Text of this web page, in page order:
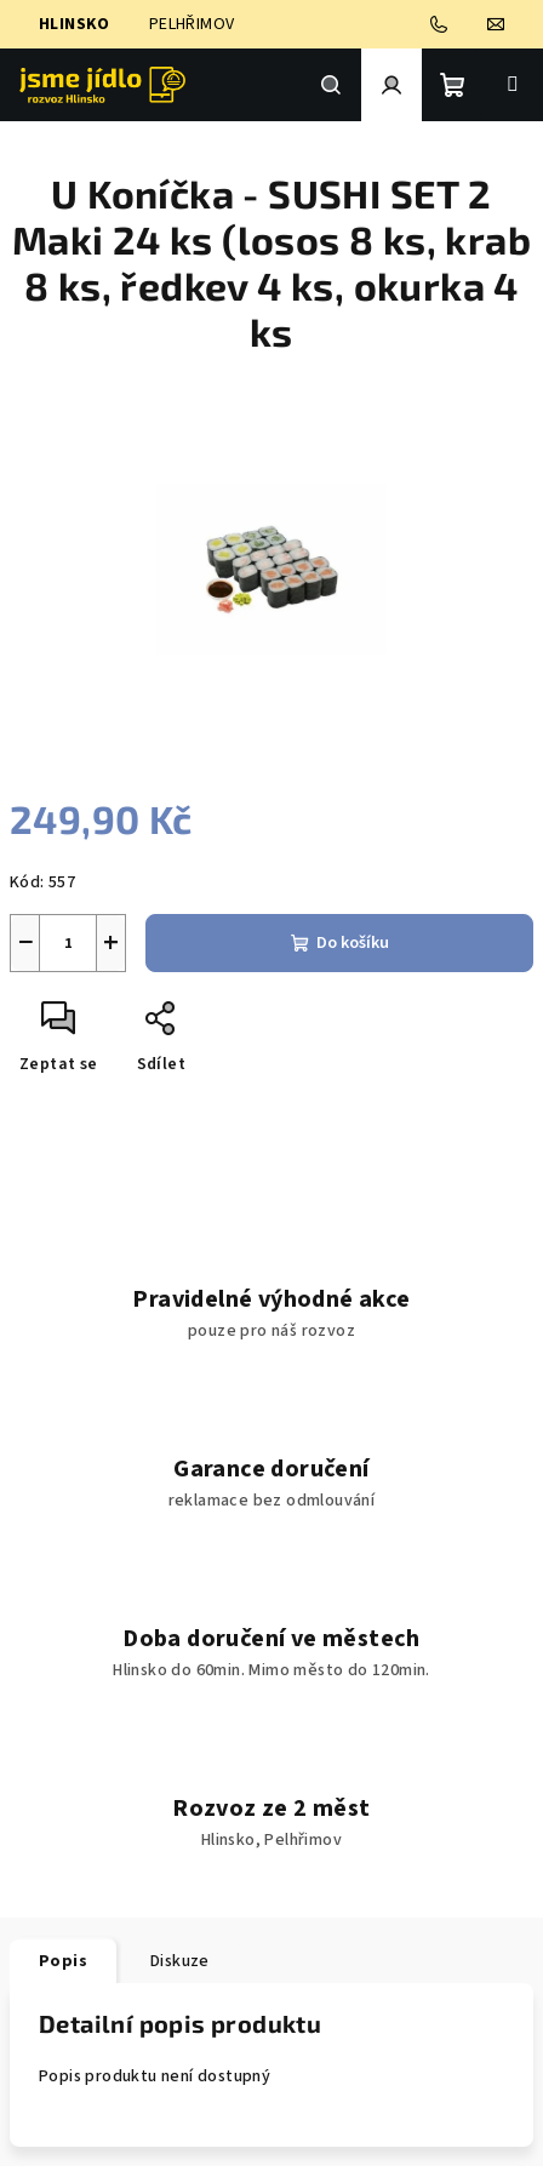
HLINSKO PELHŘIMOV
Hledat PřihlášeníNákupní
košík
249,90 Kč
cena:
Kód: 557
+
− Do košíku
Zeptat se Sdílet
U Koníčka - SUSHI SET 2
Maki 24 ks (losos 8 ks, krab
8 ks, ředkev 4 ks, okurka 4
ks
Pravidelné výhodné akce
pouze pro náš rozvoz
Garance doručení
reklamace bez odmlouvání
Doba doručení ve městech
Hlinsko do 60min. Mimo město do 120min.
Rozvoz ze 2 měst
Hlinsko, Pelhřimov
Popis Diskuze
Detailní popis produktu
Popis produktu není dostupný